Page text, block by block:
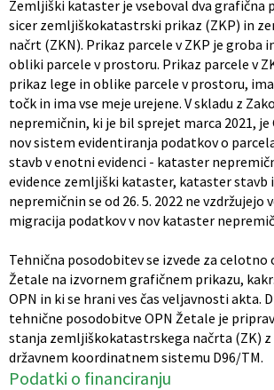
Zemljiški kataster je vseboval dva grafična
sicer zemljiškokatastrski prikaz (ZKP) in
načrt (ZKN). Prikaz parcele v ZKP je groba
obliki parcele v prostoru. Prikaz parcele v
prikaz lege in oblike parcele v prostoru,
točk in ima vse meje urejene. V skladu z
nepremičnin, ki je bil sprejet marca 2021, je
nov sistem evidentiranja podatkov o
stavb v enotni evidenci - kataster
evidence zemljiški kataster, kataster stavb
nepremičnin se od 26. 5. 2022 ne vzdržujejo
migracija podatkov v nov kataster
Tehnična posodobitev se izvede za celotno
Žetale na izvornem grafičnem prikazu,
OPN in ki se hrani ves čas veljavnosti akta.
tehnične posodobitve OPN Žetale je
stanja zemljiškokatastrskega načrta (ZK) z
državnem koordinatnem sistemu D96/TM.
Podatki o financiranju